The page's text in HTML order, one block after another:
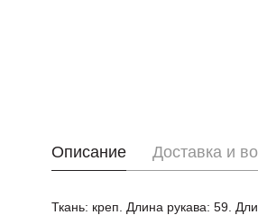
Описание Доставка и
Ткань: креп. Длина рукава: 59.